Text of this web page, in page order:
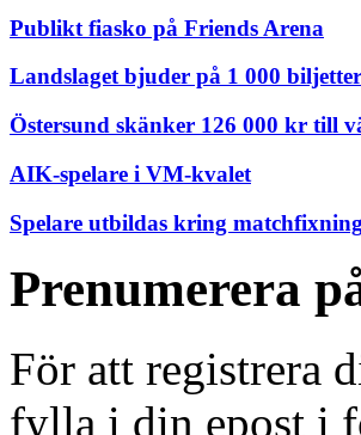
Publikt fiasko på Friends Arena
Landslaget bjuder på 1 000 biljetter
Östersund skänker 126 000 kr till
AIK-spelare i VM-kvalet
Spelare utbildas kring matchfixning
Prenumerera
För att registrera
fylla i din epost i